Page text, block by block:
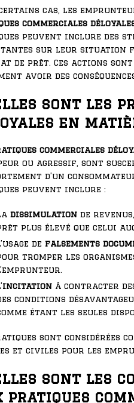
cas, les
commerciales
peuvent inclure des
sur leur situation
de prêt. Ces actions
avoir des
sont les
en
commerciales
ou agressif, sont
d’un
peuvent inclure :
dissimulation de
plus élevé que celui
de falsements
tromper les
incitation à contracter
conditions
étant les seules
sont considérées
et civiles pour les
sont les
pratiques